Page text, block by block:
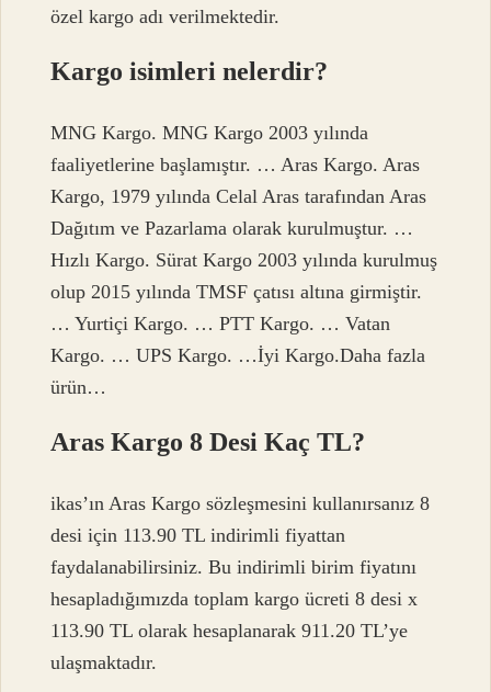
özel kargo adı verilmektedir.
Kargo isimleri nelerdir?
MNG Kargo. MNG Kargo 2003 yılında
faaliyetlerine başlamıştır. … Aras Kargo. Aras
Kargo, 1979 yılında Celal Aras tarafından Aras
Dağıtım ve Pazarlama olarak kurulmuştur. …
Hızlı Kargo. Sürat Kargo 2003 yılında kurulmuş
olup 2015 yılında TMSF çatısı altına girmiştir.
… Yurtiçi Kargo. … PTT Kargo. … Vatan
Kargo. … UPS Kargo. …İyi Kargo.Daha fazla
ürün…
Aras Kargo 8 Desi Kaç TL?
ikas’ın Aras Kargo sözleşmesini kullanırsanız 8
desi için 113.90 TL indirimli fiyattan
faydalanabilirsiniz. Bu indirimli birim fiyatını
hesapladığımızda toplam kargo ücreti 8 desi x
113.90 TL olarak hesaplanarak 911.20 TL’ye
ulaşmaktadır.